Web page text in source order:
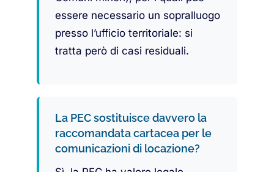
essere necessario un sopralluogo
presso l’ufficio territoriale: si
tratta però di casi residuali.
La PEC sostituisce davvero la
raccomandata cartacea per le
comunicazioni di locazione?